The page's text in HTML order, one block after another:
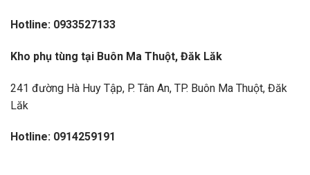
Hotline: 0933527133
Kho phụ tùng tại Buôn Ma Thuột, Đăk Lăk
241 đường Hà Huy Tập, P. Tân An, TP. Buôn Ma Thuột, Đăk
Lăk
Hotline: 0914259191